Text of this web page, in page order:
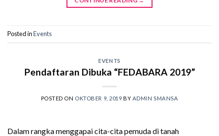
Posted inEvents
EVENTS
Pendaftaran Dibuka “FEDABARA 2019”
POSTED ON OKTOBER 9, 2019 BY ADMIN SMANSA
Dalam rangka menggapai cita-cita pemuda di tanah